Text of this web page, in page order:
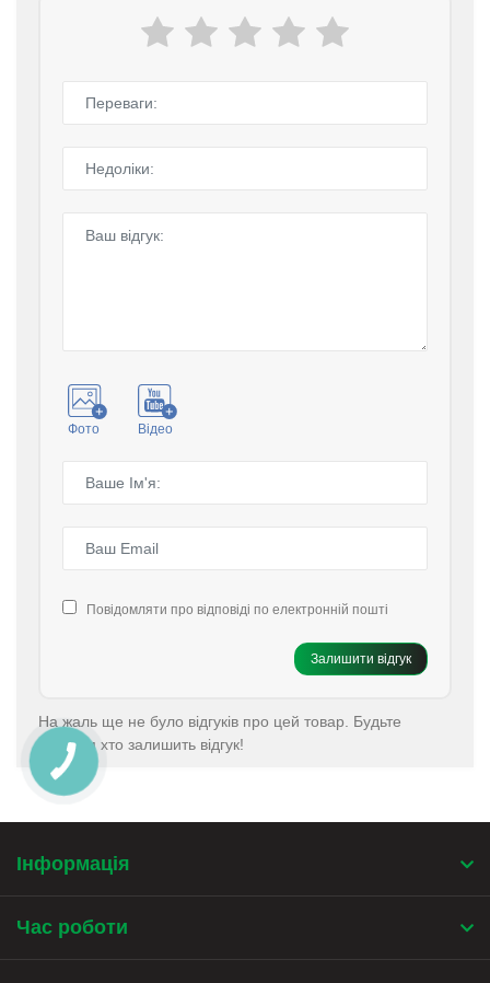
Фото Відео
Повідомляти про відповіді по електронній пошті
Залишити відгук
На жаль ще не було відгуків про цей товар. Будьте
першим хто залишить відгук!
Інформація
Час роботи